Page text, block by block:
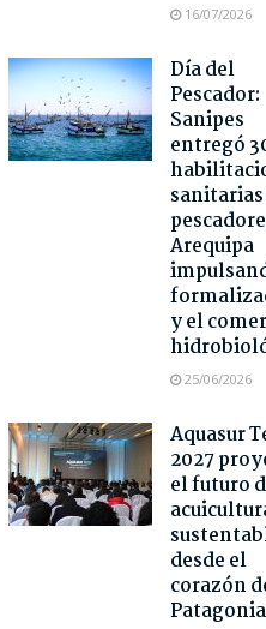
16/07/2026
Día del
Pescador:
Sanipes
entregó
sanitarias
Arequipa
y el
25/06/2026
Aquasur
2027
el futuro
desde el
corazón
Patagonia